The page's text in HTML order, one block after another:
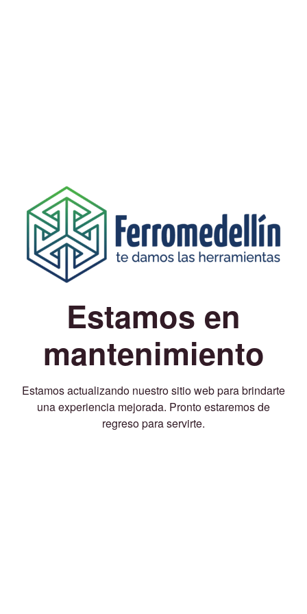
Estamos en
mantenimiento
Estamos actualizando nuestro sitio web para brindarte
una experiencia mejorada. Pronto estaremos de
regreso para servirte.